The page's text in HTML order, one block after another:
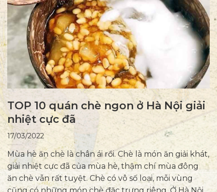
TOP 10 quán chè ngon ở Hà Nội giải
nhiệt cực đã
17/03/2022
Mùa hè ăn chè là chân ái rồi. Chè là món ăn giải khát,
giải nhiệt cực đã của mùa hè, thậm chí mùa đông
ăn chè vẫn rất tuyệt. Chè có vô số loại, mỗi vùng